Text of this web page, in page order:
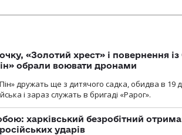
«Золотий хрест» і повернення
обрали воювати дронами
дружать ще з дитячого садка, обидва в 19
і зараз служать в бригаді «Рарог».
харківський безробітний
ударів